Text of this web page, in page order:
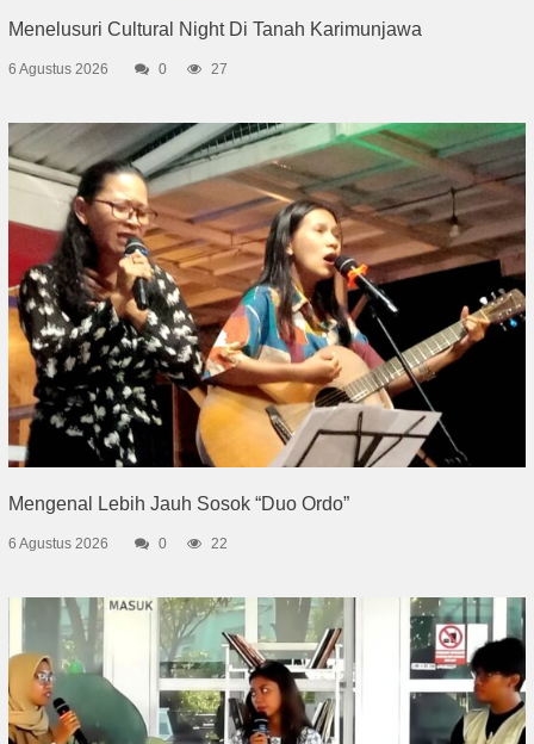
Menelusuri Cultural Night Di Tanah Karimunjawa
6 Agustus 2026 0 27
Mengenal Lebih Jauh Sosok “Duo Ordo”
6 Agustus 2026 0 22